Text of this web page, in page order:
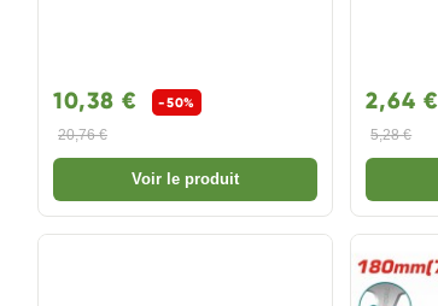
10,38 €
-50%
20,76 €
Voir le produit
2,64 €
5,28 €